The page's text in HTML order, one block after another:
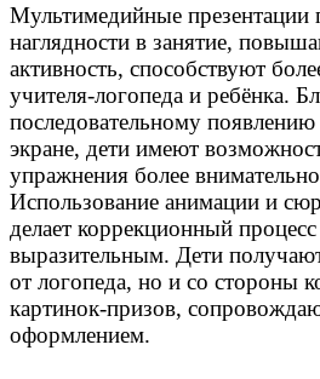
Мультимедийные презентации
наглядности в занятие,
активность, способствуют
учителя-логопеда и ребёнка.
последовательному
экране, дети имеют
упражнения более
Использование анимации и
делает коррекционный
выразительным. Дети
от логопеда, но и со стороны
картинок-призов,
оформлением.